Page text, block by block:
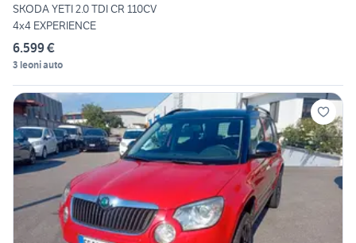
SKODA YETI 2.0 TDI CR 110CV
4x4 EXPERIENCE
6.599 €
3 leoni auto